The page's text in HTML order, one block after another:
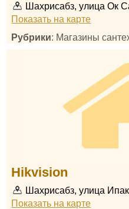
Шахрисабз, улица Ок
Показать на карте
Рубрики: Магазины
Hikvision
Шахрисабз, улица
Показать на карте